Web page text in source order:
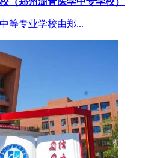
专业学校由郑...